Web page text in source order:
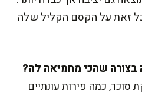
זאת על הקסם הקליל שלה
סוכר, כמה פירות עונתיים